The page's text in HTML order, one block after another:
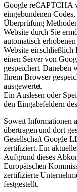
Google reCAPTCHA
eingebundenen
Überprüfung
Website durch Sie
automatisch
Website einschließlich
einen Server von
gespeichert. Daneben
Ihrem Browser
ausgewertet.
Ein Auslesen oder
den Eingabefeldern
Soweit Informationen
übertragen und dort
Gesellschaft Google
zertifiziert. Ein
Aufgrund dieses
Europäischen
zertifizierte
festgestellt.